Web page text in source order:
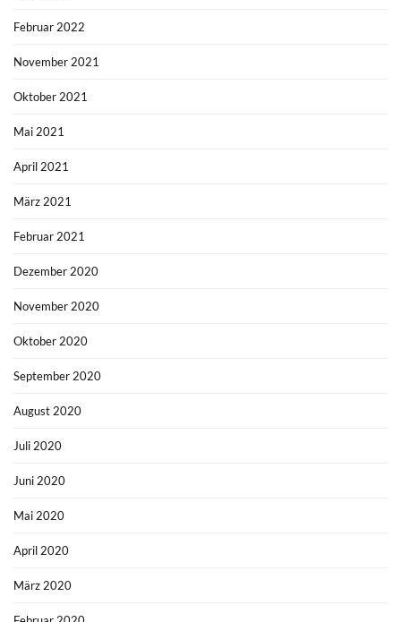
Februar 2022
November 2021
Oktober 2021
Mai 2021
April 2021
März 2021
Februar 2021
Dezember 2020
November 2020
Oktober 2020
September 2020
August 2020
Juli 2020
Juni 2020
Mai 2020
April 2020
März 2020